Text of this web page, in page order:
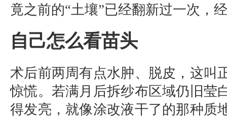
竟之前的“土壤”已经翻新过一次，
自己怎么看苗头
术后前两周有点水肿、脱皮，这叫
惊慌。若满月后拆纱布区域仍旧莹
得发亮，就像涂改液干了的那种质